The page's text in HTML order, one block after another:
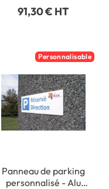
91,30 € HT
Personnalisable
Panneau de parking
personnalisé - Alu